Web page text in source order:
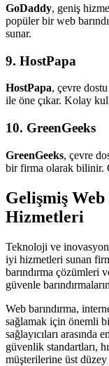
GoDaddy, geniş
popüler bir web
sunar.
9. HostPapa
HostPapa, çevre
ile öne çıkar. Kolay
10. GreenGeeks
GreenGeeks, çevre
bir firma olarak bilinir.
Gelişmiş
Hizmetleri
Teknoloji ve inovasyon
iyi hizmetleri sunan
barındırma çözümleri
güvenle
Web barındırma,
sağlamak için önemli
sağlayıcıları
güvenlik standartları,
müşterilerine üst düzey